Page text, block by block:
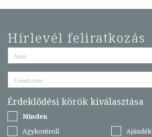
Hírlevél feliratkozás
Érdeklődési körök kiválasztása
Minden
Agykontroll
Ajándék